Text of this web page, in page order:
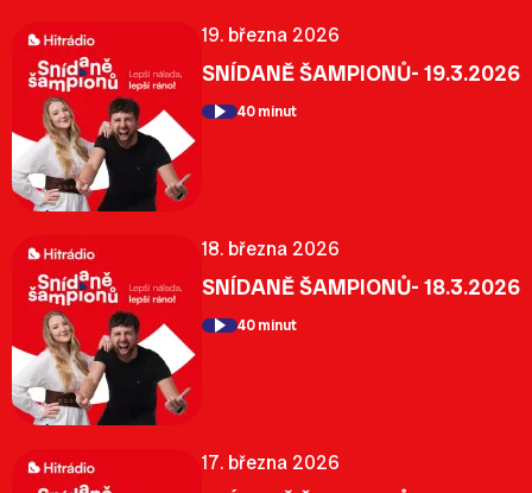
19. března 2026
SNÍDANĚ ŠAMPIONŮ- 19.3.2026
40 minut
18. března 2026
SNÍDANĚ ŠAMPIONŮ- 18.3.2026
40 minut
17. března 2026